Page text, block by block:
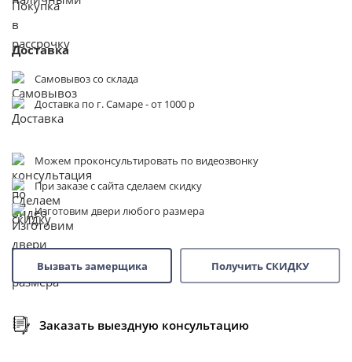
Можем проконсультировать по видеозвонку
При заказе с сайта сделаем скидку
Изготовим двери любого размера
Вызвать замерщика Получить СКИДКУ
Заказать выездную консультацию
Доставка
Самовывоз со склада
Доставка по г. Самаре - от 1000 р